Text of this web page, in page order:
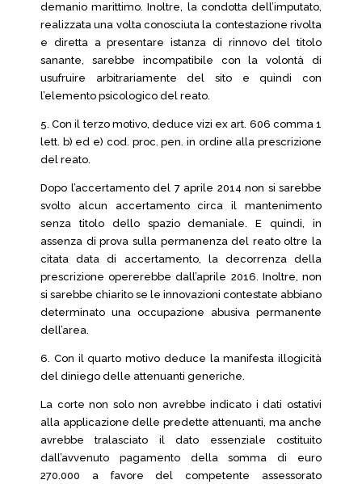
demanio marittimo. Inoltre, la condotta dell’imputato,
realizzata una volta conosciuta la contestazione rivolta
e diretta a presentare istanza di rinnovo del titolo
sanante, sarebbe incompatibile con la volontà di
usufruire arbitrariamente del sito e quindi con
l’elemento psicologico del reato.
5. Con il terzo motivo, deduce vizi ex art. 606 comma 1
lett. b) ed e) cod. proc. pen. in ordine alla prescrizione
del reato.
Dopo l’accertamento del 7 aprile 2014 non si sarebbe
svolto alcun accertamento circa il mantenimento
senza titolo dello spazio demaniale. E quindi, in
assenza di prova sulla permanenza del reato oltre la
citata data di accertamento, la decorrenza della
prescrizione opererebbe dall’aprile 2016. Inoltre, non
si sarebbe chiarito se le innovazioni contestate abbiano
determinato una occupazione abusiva permanente
dell’area.
6. Con il quarto motivo deduce la manifesta illogicità
del diniego delle attenuanti generiche.
La corte non solo non avrebbe indicato i dati ostativi
alla applicazione delle predette attenuanti, ma anche
avrebbe tralasciato il dato essenziale costituito
dall’avvenuto pagamento della somma di euro
270.000 a favore del competente assessorato